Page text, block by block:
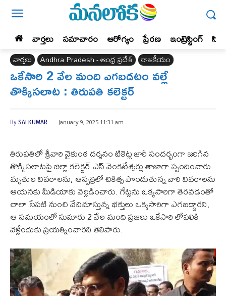
వార్తలు సమాచారం ఆరోగ్యం ప్రేర‌ణ‌ ఇంట్రెస్టింగ్‌
వార్తలు Andhra Pradesh - ఆంధ్ర ప్రదేశ్‌ రాజకీయం
ఒకేసారి 2 వేల మంది ఎగబడటం వల్లే
తొక్కిసలాట : తిరుపతి కలెక్టర్
By SAI KUMAR - January 9, 2025 11:31 am
తిరుపతిలో శ్రీవారి వైకుంఠ దర్శనం టికెట్ల జారీ సందర్భంగా జరిగిన
తొక్కిసలాటపై జిల్లా కలెక్టర్ ఎస్ వెంకటేశ్వర్లు తాజాగా స్పందించారు.
మృతుల వివరాలను, ఆస్పత్రిలో చికిత్స పొందుతున్న వారి వివరాలను
ఆయనకు మీడియాకు వెల్లడించారు. గేట్లను ఒక్కసారిగా తెరవడంతో
చాలా సేపటి నుంచి వేచిచూస్తున్న భక్తులు ఒక్కసారిగా ఎగబడ్డారని,
ఆ సమయంలో సుమారు 2 వేల మంది ప్రజలు ఒకేసారి లోపలికి
వెళ్లేందుకు ప్రయత్నించారని తెలిపారు.